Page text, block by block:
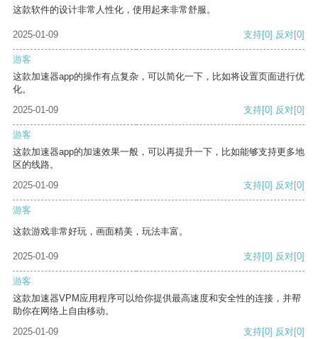
这款软件的设计非常人性化，使用起来非常舒服。
2025-01-09 支持[0] 反对[0]
游客
这款加速器app的操作有点复杂，可以简化一下，比如将设置页面进行优
化。
2025-01-09
支持[0] 反对[0]
游客
这款加速器app的加速效果一般，可以再提升一下，比如能够支持更多地
区的线路。
2025-01-09
支持[0] 反对[0]
游客
这款游戏非常好玩，画面精美，玩法丰富。
2025-01-09 支持[0] 反对[0]
游客
这款加速器VPM应用程序可以给你提供最高速度和安全性的连接，并帮
助你在网络上自由移动。
2025-01-09
支持[0] 反对[0]